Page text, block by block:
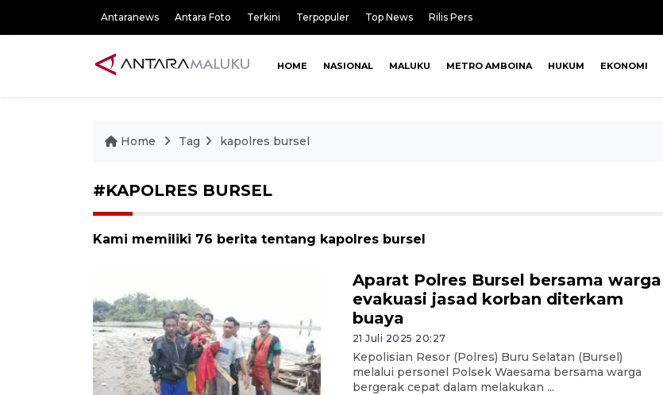
Antaranews Antara Foto Terkini Terpopuler Top News Rilis Pers
HOME NASIONAL MALUKU METRO AMBOINA HUKUM EKONOMI
Home Tag kapolres bursel
#KAPOLRES BURSEL
Kami memiliki 76 berita tentang kapolres bursel
Aparat Polres Bursel bersama warga
evakuasi jasad korban diterkam
buaya
21 Juli 2025 20:27
Kepolisian Resor (Polres) Buru Selatan (Bursel)
melalui personel Polsek Waesama bersama warga
bergerak cepat dalam melakukan ...